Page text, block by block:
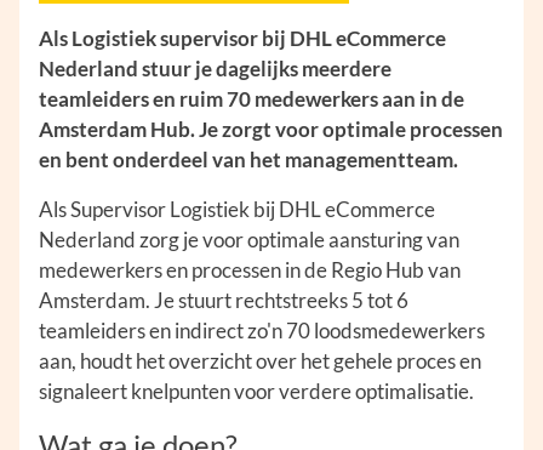
Als Logistiek supervisor bij DHL eCommerce
Nederland stuur je dagelijks meerdere
teamleiders en ruim 70 medewerkers aan in de
Amsterdam Hub. Je zorgt voor optimale processen
en bent onderdeel van het managementteam.
Als Supervisor Logistiek bij DHL eCommerce
Nederland zorg je voor optimale aansturing van
medewerkers en processen in de Regio Hub van
Amsterdam. Je stuurt rechtstreeks 5 tot 6
teamleiders en indirect zo'n 70 loodsmedewerkers
aan, houdt het overzicht over het gehele proces en
signaleert knelpunten voor verdere optimalisatie.